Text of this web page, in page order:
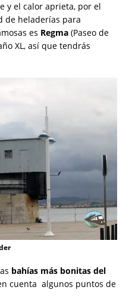
y el calor aprieta, por el
de heladerías para
es Regma (Paseo de
XL, así que tendrás
bahías más bonitas del
cuenta algunos puntos de